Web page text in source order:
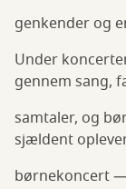
genkender og
Under
gennem sang,
samtaler, og
sjældent
børnekoncert